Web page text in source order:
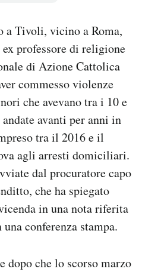
a Tivoli, vicino a Roma,
professore di religione
di Azione Cattolica
commesso violenze
che avevano tra i 10 e
avanti per anni in
tra il 2016 e il
agli arresti domiciliari.
dal procuratore capo
che ha spiegato
in una nota riferita
conferenza stampa.
che lo scorso marzo